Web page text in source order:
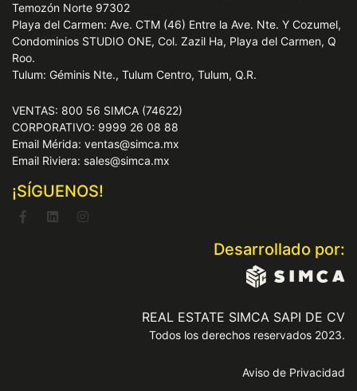
Temozón Norte 97302
Playa del Carmen: Ave. CTM (46) Entre la Ave. Nte. Y Cozumel,
Condominios STUDIO ONE, Col. Zazil Ha, Playa del Carmen, Q
Roo.
Tulum: Géminis Nte., Tulum Centro, Tulum, Q.R.
VENTAS: 800 56 SIMCA (74622)
CORPORATIVO: 9999 26 08 88
Email Mérida: ventas@simca.mx
Email Riviera: sales@simca.mx
¡SÍGUENOS!
Desarrollado por:
REAL ESTATE SIMCA SAPI DE CV
Todos los derechos reservados 2023.
Aviso de Privacidad